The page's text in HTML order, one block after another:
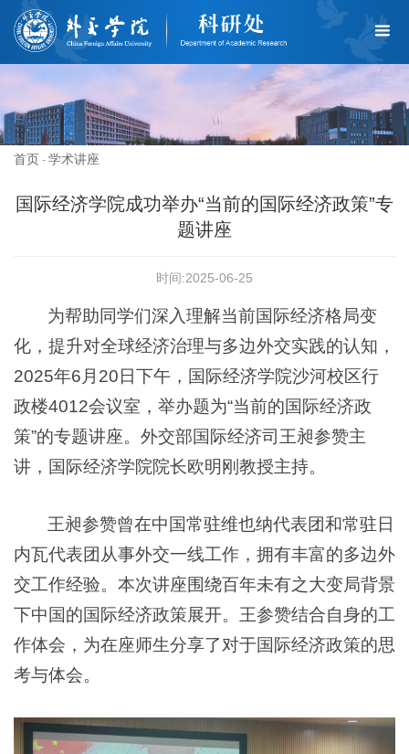
首页 - 学术讲座
国际经济学院成功举办“当前的国际经济政策”专
题讲座
时间:2025-06-25
为帮助同学们深入理解当前国际经济格局变
化，提升对全球经济治理与多边外交实践的认知，
2025年6月20日下午，国际经济学院沙河校区行
政楼4012会议室，举办题为“当前的国际经济政
策”的专题讲座。外交部国际经济司王昶参赞主
讲，国际经济学院院长欧明刚教授主持。
王昶参赞曾在中国常驻维也纳代表团和常驻日
内瓦代表团从事外交一线工作，拥有丰富的多边外
交工作经验。本次讲座围绕百年未有之大变局背景
下中国的国际经济政策展开。王参赞结合自身的工
作体会，为在座师生分享了对于国际经济政策的思
考与体会。